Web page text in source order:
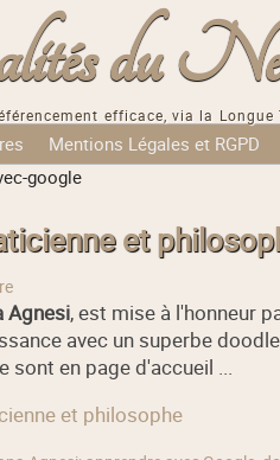
du Net
efficace, via la
Mentions Légales et RGPD
google
et
Agnesi, est mise à l'honneur
avec un superbe
en page d'accueil ...
et philosophe